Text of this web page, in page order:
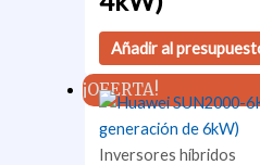
Añadir al
¡OFERTA!
Inversores híbridos